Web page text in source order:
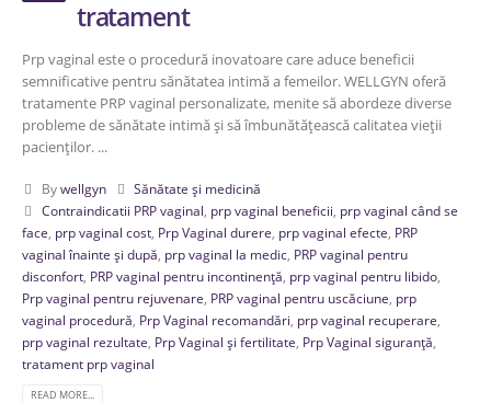
tratament
Prp vaginal este o procedură inovatoare care aduce beneficii
semnificative pentru sănătatea intimă a femeilor. WELLGYN oferă
tratamente PRP vaginal personalizate, menite să abordeze diverse
probleme de sănătate intimă și să îmbunătățească calitatea vieții
pacienților. ...
Bywellgyn
Sănătate și medicină
Contraindicatii PRP vaginal prp vaginal beneficii prp vaginal când se
face prp vaginal cost Prp Vaginal durere prp vaginal efecte PRP
vaginal înainte și după prp vaginal la medic PRP vaginal pentru
disconfort PRP vaginal pentru incontinență prp vaginal pentru libido
Prp vaginal pentru rejuvenare PRP vaginal pentru uscăciune prp
vaginal procedură Prp Vaginal recomandări prp vaginal recuperare
prp vaginal rezultate Prp Vaginal și fertilitate Prp Vaginal siguranță
tratament prp vaginal
READ MORE...